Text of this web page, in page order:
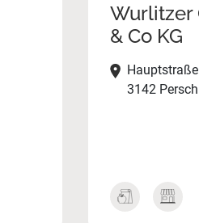
Wurlitzer
& Co KG
3142